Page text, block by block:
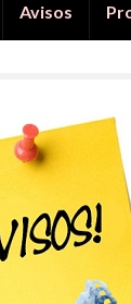
Avisos